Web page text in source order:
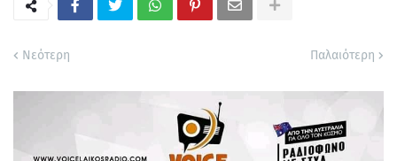
Νεότερη Παλαιότερη